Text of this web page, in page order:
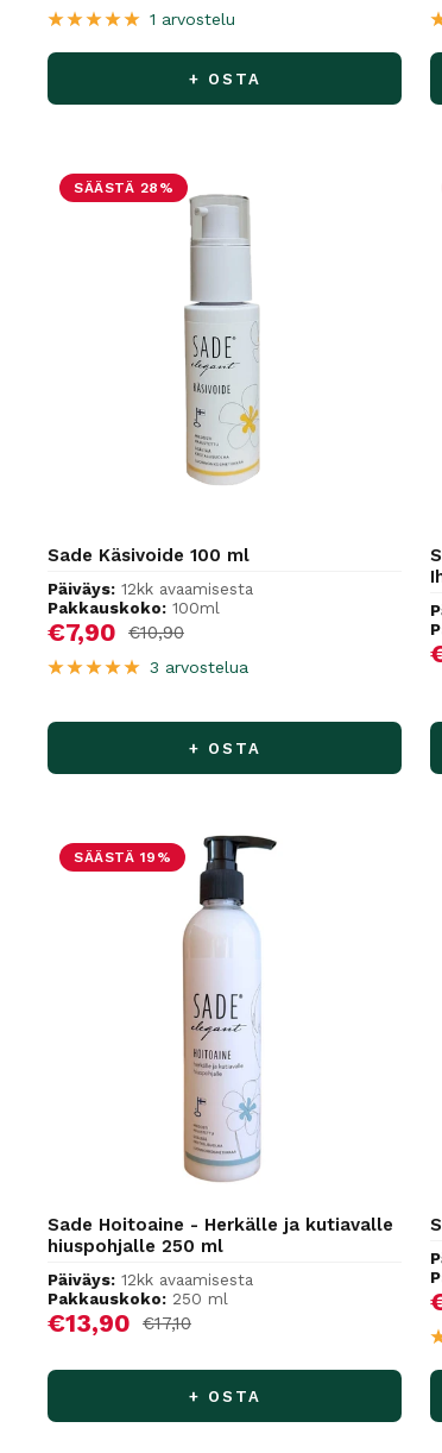
1 arvostelu
+ OSTA
SÄÄSTÄ 28%
Sade Käsivoide 100 ml
Päiväys: 12kk avaamisesta
Pakkauskoko: 100ml
Alennushinta
€7,90 Normaalihinta
€10,90
3 arvostelua
+ OSTA
SÄÄSTÄ 19%
Sade Hoitoaine - Herkälle ja kutiavalle
hiuspohjalle 250 ml
Päiväys: 12kk avaamisesta
Pakkauskoko: 250 ml
Alennushinta
€13,90 Normaalihinta
€17,10
+ OSTA